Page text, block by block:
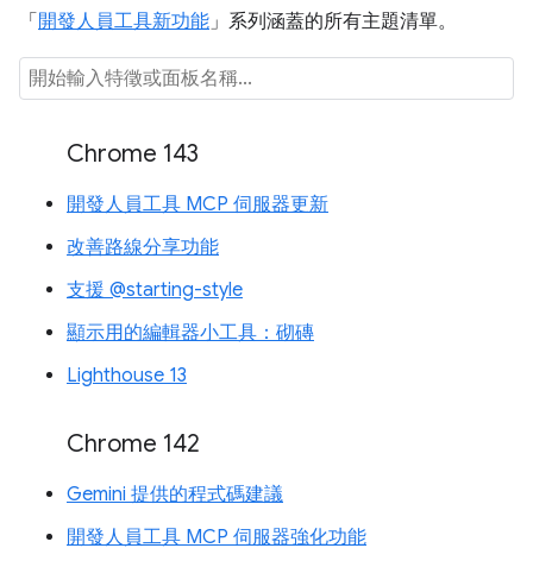
「 開發人員工具新功能」系列涵蓋的所有主題清單。
Chrome 143
開發人員工具 MCP 伺服器更新
改善路線分享功能
支援 @starting-style
顯示用的編輯器小工具：砌磚
Lighthouse 13
Chrome 142
Gemini 提供的程式碼建議
開發人員工具 MCP 伺服器強化功能